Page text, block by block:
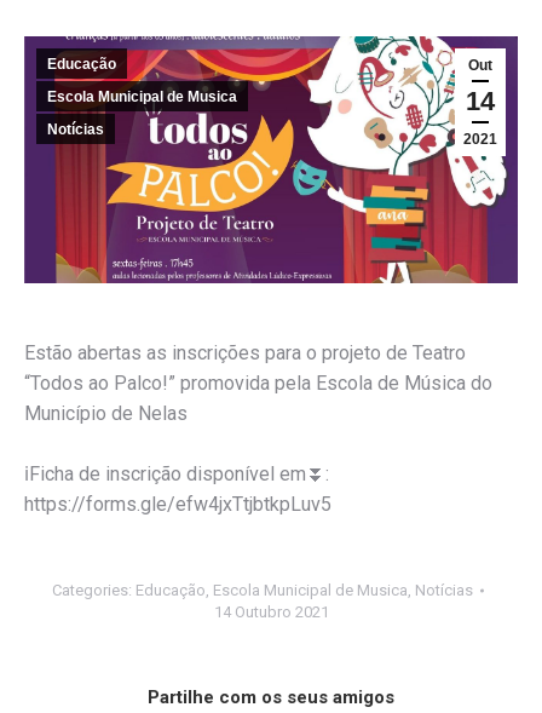
Out
14
2021
Educação
Escola Municipal de Musica
Notícias
Estão abertas as inscrições para o projeto de Teatro
“Todos ao Palco!” promovida pela Escola de Música do
Município de Nelas
ℹFicha de inscrição disponível em ⏬ :
https://forms.gle/efw4jxTtjbtkpLuv5
Categories: Educação, Escola Municipal de Musica, Notícias
14 Outubro 2021
Partilhe com os seus amigos